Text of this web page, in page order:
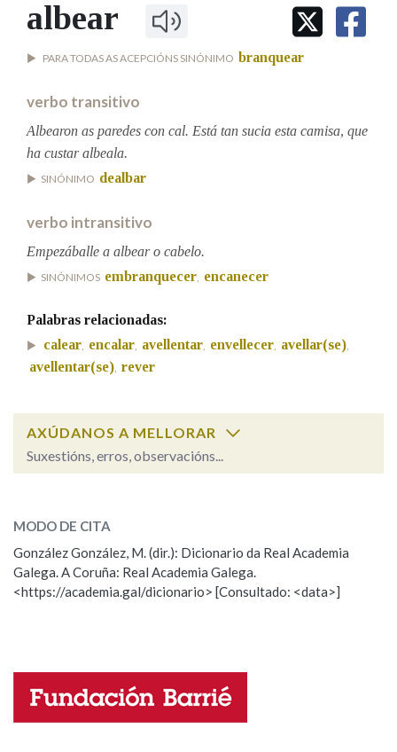
IDENTIDADE CORPORATIVA
MARCIAL DEL ADALID
CASA-MUSEO EMILIA PARDO
FIGURAS HOMENAXEADAS
HISTORIA
PORTAL DAS PALABRAS
Facebook
TwitterYoutubeInstagram
Bluesky
BUSCAR NOS LEMAS
Comeza por
Remata por
BUSCAR NO CONTIDO
Nos exemplos
OUTRAS OPCIÓNS DE BUSCA
Marcas gramaticais
LIMPAR
albear
PARA TODAS AS ACEPCIÓNS SINÓNIMO branquear
verbo transitivo
Albearon as paredes con cal. Está tan sucia esta camisa, que
ha custar albeala.
SINÓNIMO dealbar
verbo intransitivo
Empezáballe a albear o cabelo.
SINÓNIMOS embranquecer, encanecer
Palabras relacionadas:
calear, encalar, avellentar, envellecer, avellar(se),
avellentar(se), rever
AXÚDANOS A MELLORAR
Suxestións, erros, observacións...
ESCOLLE UNHA OPCIÓN:
Observación Hai un erro na palabra
Propoño mellorar a definición
Nome
MODO DE CITA
González González, M. (dir.): Dicionario da Real Academia
Galega. A Coruña: Real Academia Galega.
<https://academia.gal/dicionario> [Consultado: <data>]